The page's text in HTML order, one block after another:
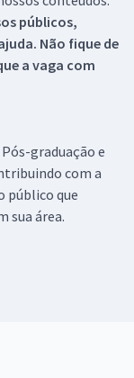
públicos,
Não fique de
a vaga com
graduação e
com a
público que
sua área.